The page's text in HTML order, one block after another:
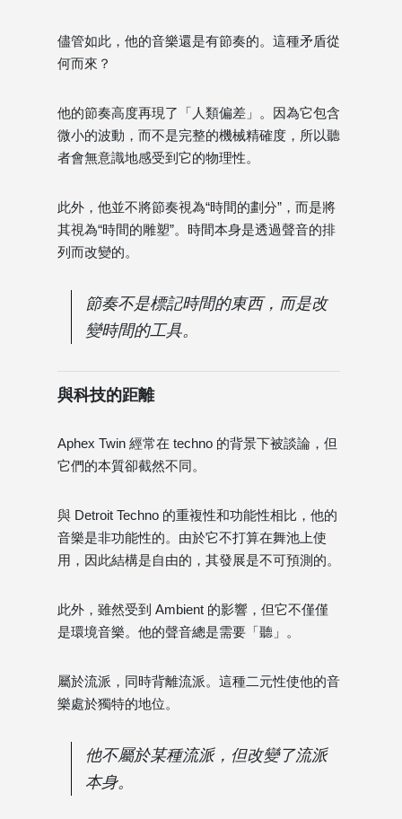
儘管如此，他的音樂還是有節奏的。這種矛盾從
何而來？
他的節奏高度再現了「人類偏差」。因為它包含
微小的波動，而不是完整的機械精確度，所以聽
者會無意識地感受到它的物理性。
此外，他並不將節奏視為“時間的劃分”，而是將
其視為“時間的雕塑”。時間本身是透過聲音的排
列而改變的。
節奏不是標記時間的東西，而是改
變時間的工具。
與科技的距離
Aphex Twin 經常在 techno 的背景下被談論，但
它們的本質卻截然不同。
與 Detroit Techno 的重複性和功能性相比，他的
音樂是非功能性的。由於它不打算在舞池上使
用，因此結構是自由的，其發展是不可預測的。
此外，雖然受到 Ambient 的影響，但它不僅僅
是環境音樂。他的聲音總是需要「聽」。
屬於流派，同時背離流派。這種二元性使他的音
樂處於獨特的地位。
他不屬於某種流派，但改變了流派
本身。